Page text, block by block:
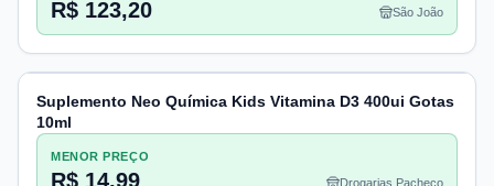
R$ 123,20 São João
Suplemento Neo Química Kids Vitamina D3 400ui Gotas
10ml
MENOR PREÇO
R$ 14,99 Drogarias Pacheco